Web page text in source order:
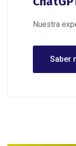
Nuestra
Saber